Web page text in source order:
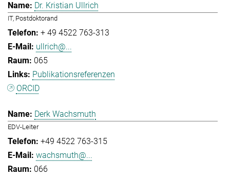
Dr. Kristian Ullrich
IT, Postdoktorand
+ 49 4522 763-313
ullrich@...
065
Publikationsreferenzen
ORCID
Derk Wachsmuth
EDV-Leiter
+49 4522 763-315
wachsmuth@...
066